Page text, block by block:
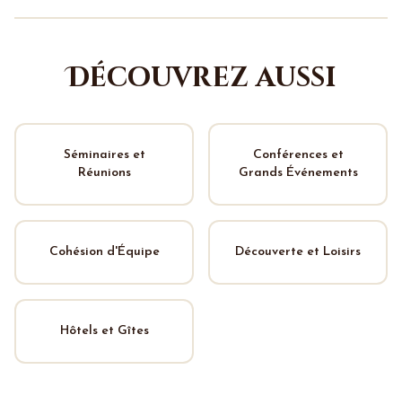
Découvrez aussi
Séminaires et
Réunions
Conférences et
Grands Événements
Cohésion d'Équipe Découverte et Loisirs
Hôtels et Gîtes